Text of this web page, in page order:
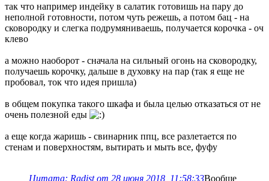
так что например индейку в салатик готовишь на пару до
неполной готовности, потом чуть режешь, а потом бац - на
сковородку и слегка подрумяниваешь, получается корочка - оч
клево
а можно наоборот - сначала на сильный огонь на сковородку,
получаешь корочку, дальше в духовку на пар (так я еще не
пробовал, ток что идея пришла)
в общем покупка такого шкафа и была целью отказаться от не
очень полезной еды
а еще когда жаришь - свинарник ппц, все разлетается по
стенам и поверхностям, вытирать и мыть все, фуфу
Цитата: Radist от 28 июня 2018, 11:58:33Вообще